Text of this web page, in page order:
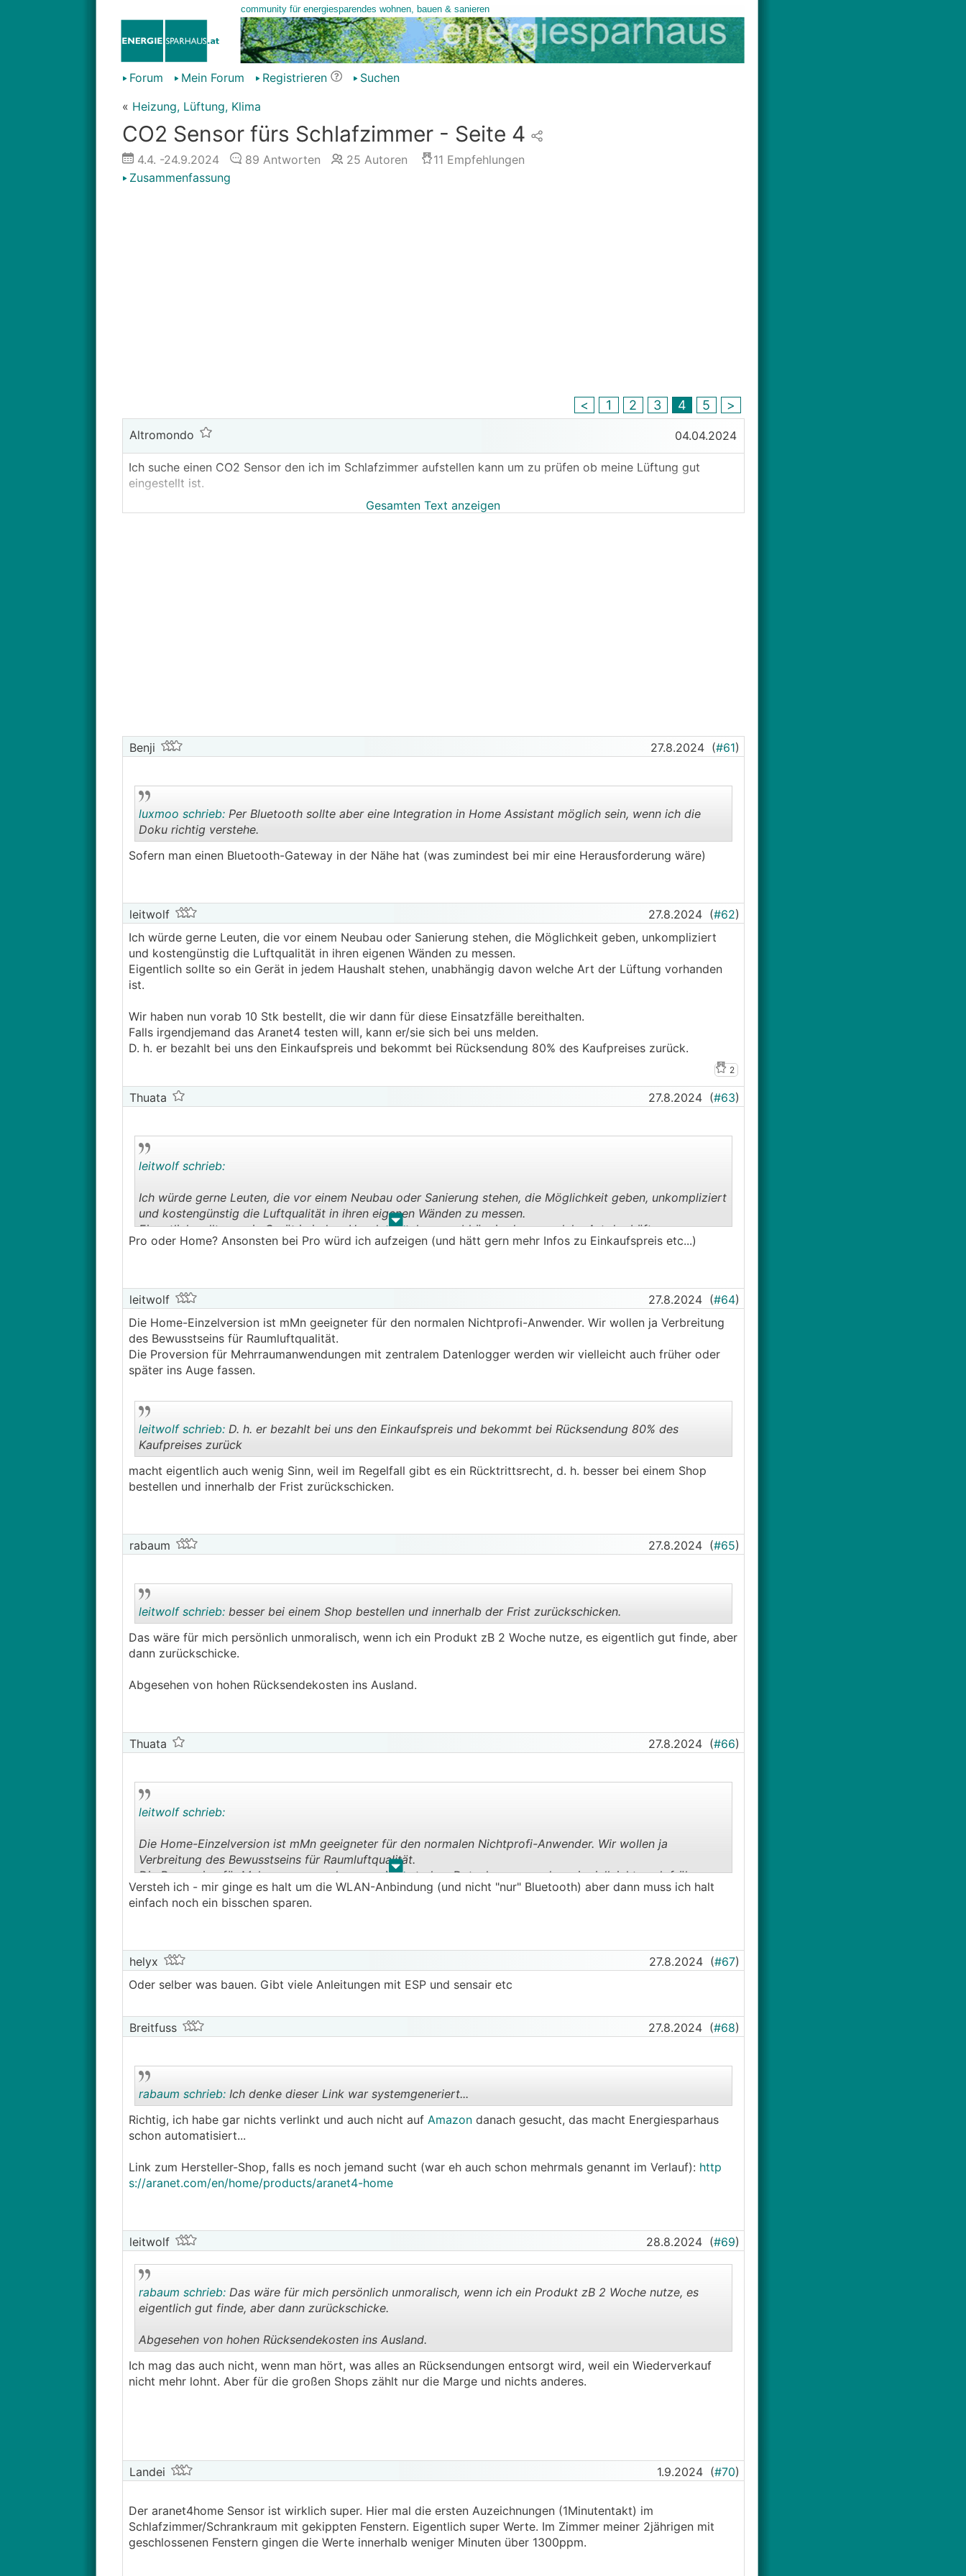
Forum Mein Forum Registrieren
Suchen
« Heizung, Lüftung, Klima
CO2 Sensor fürs Schlafzimmer - Seite 4
4.4. -24.9.2024 89 Antworten 25 Autoren 11 Empfehlungen
Zusammenfassung
< 1 2 3 4 5 >
Altromondo 04.04.2024
Ich suche einen CO2 Sensor den ich im Schlafzimmer aufstellen kann um zu prüfen ob meine Lüftung gut
eingestellt ist.
Brauche keine Automatisierung, eine Anzeige des Höchstwerts der letzten 24 Stunden oder so wäre nett ist
Gesamten Text anzeigen
Benji 27.8.2024 (#61)
luxmoo schrieb:Per Bluetooth sollte aber eine Integration in Home Assistant möglich sein, wenn ich die
Doku richtig verstehe.
Sofern man einen Bluetooth-Gateway in der Nähe hat (was zumindest bei mir eine Herausforderung wäre)
leitwolf 27.8.2024 (#62)
Ich würde gerne Leuten, die vor einem Neubau oder Sanierung stehen, die Möglichkeit geben, unkompliziert
und kostengünstig die Luftqualität in ihren eigenen Wänden zu messen.
Eigentlich sollte so ein Gerät in jedem Haushalt stehen, unabhängig davon welche Art der Lüftung vorhanden
ist.
Wir haben nun vorab 10 Stk bestellt, die wir dann für diese Einsatzfälle bereithalten.
Falls irgendjemand das Aranet4 testen will, kann er/sie sich bei uns melden.
D. h. er bezahlt bei uns den Einkaufspreis und bekommt bei Rücksendung 80% des Kaufpreises zurück.
2
Thuata 27.8.2024 (#63)
. .
leitwolf schrieb:
Ich würde gerne Leuten, die vor einem Neubau oder Sanierung stehen, die Möglichkeit geben, unkompliziert
und kostengünstig die Luftqualität in ihren eigenen Wänden zu messen.
Eigentlich sollte so ein Gerät in jedem Haushalt stehen, unabhängig davon welche Art der Lüftung
vorhanden ist.
Falls irgendjemand das Aranet4 testen will, kann er/sie sich bei uns melden.
D. h. er bezahlt bei uns den Einkaufspreis und bekommt bei Rücksendung 80% des Kaufpreises zurück.
Pro oder Home? Ansonsten bei Pro würd ich aufzeigen (und hätt gern mehr Infos zu Einkaufspreis etc...)
leitwolf 27.8.2024 (#64)
Die Home-Einzelversion ist mMn geeigneter für den normalen Nichtprofi-Anwender. Wir wollen ja Verbreitung
des Bewusstseins für Raumluftqualität.
Die Proversion für Mehrraumanwendungen mit zentralem Datenlogger werden wir vielleicht auch früher oder
später ins Auge fassen.
..
leitwolf schrieb:D. h. er bezahlt bei uns den Einkaufspreis und bekommt bei Rücksendung 80% des
Kaufpreises zurück
macht eigentlich auch wenig Sinn, weil im Regelfall gibt es ein Rücktrittsrecht, d. h. besser bei einem Shop
bestellen und innerhalb der Frist zurückschicken.
rabaum 27.8.2024 (#65)
leitwolf schrieb:besser bei einem Shop bestellen und innerhalb der Frist zurückschicken.
Das wäre für mich persönlich unmoralisch, wenn ich ein Produkt zB 2 Woche nutze, es eigentlich gut finde, aber
dann zurückschicke.
Abgesehen von hohen Rücksendekosten ins Ausland.
Thuata 27.8.2024 (#66)
. .
leitwolf schrieb:
Die Home-Einzelversion ist mMn geeigneter für den normalen Nichtprofi-Anwender. Wir wollen ja
Verbreitung des Bewusstseins für Raumluftqualität.
Die Proversion für Mehrraumanwendungen mit zentralem Datenlogger werden wir vielleicht auch früher
oder später ins Auge fassen.
Kaufpreises zurück
───────────────
bestellen und innerhalb der Frist zurückschicken.
Versteh ich - mir ginge es halt um die WLAN-Anbindung (und nicht "nur" Bluetooth) aber dann muss ich halt
einfach noch ein bisschen sparen.
helyx 27.8.2024 (#67)
Oder selber was bauen. Gibt viele Anleitungen mit ESP und sensair etc
Breitfuss 27.8.2024 (#68)
rabaum schrieb:Ich denke dieser Link war systemgeneriert...
Richtig, ich habe gar nichts verlinkt und auch nicht auf Amazondanach gesucht, das macht Energiesparhaus
schon automatisiert...
Link zum Hersteller-Shop, falls es noch jemand sucht (war eh auch schon mehrmals genannt im Verlauf): http
s://aranet.com/en/home/products/aranet4-home
leitwolf 28.8.2024 (#69)
..
rabaum schrieb:Das wäre für mich persönlich unmoralisch, wenn ich ein Produkt zB 2 Woche nutze, es
eigentlich gut finde, aber dann zurückschicke.
Abgesehen von hohen Rücksendekosten ins Ausland.
Ich mag das auch nicht, wenn man hört, was alles an Rücksendungen entsorgt wird, weil ein Wiederverkauf
nicht mehr lohnt. Aber für die großen Shops zählt nur die Marge und nichts anderes.
Landei 1.9.2024 (#70)
Der aranet4home Sensor ist wirklich super. Hier mal die ersten Auzeichnungen (1Minutentakt) im
Schlafzimmer/Schrankraum mit gekippten Fenstern. Eigentlich super Werte. Im Zimmer meiner 2jährigen mit
geschlossenen Fenstern gingen die Werte innerhalb weniger Minuten über 1300ppm.